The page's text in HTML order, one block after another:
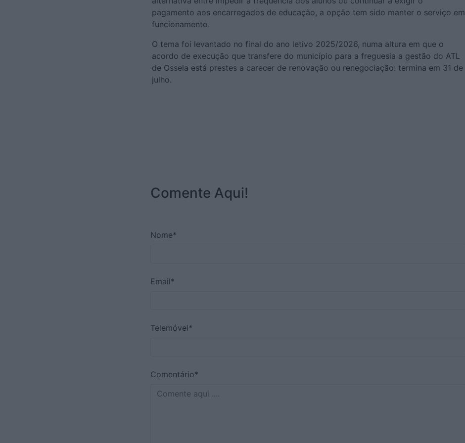
pagamento aos encarregados de educação, a opção tem sido manter o serviço em
funcionamento.
O tema foi levantado no final do ano letivo 2025/2026, numa altura em que o
acordo de execução que transfere do município para a freguesia a gestão do ATL
de Ossela está prestes a carecer de renovação ou renegociação: termina em 31 de
julho.
Comente Aqui!
Nome*
Email*
Telemóvel*
Comentário*